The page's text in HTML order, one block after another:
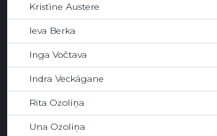
Kristīne Austere
Ieva Berka
Inga Vočtava
Indra Veckāgane
Rita Ozoliņa
Una Ozoliņa